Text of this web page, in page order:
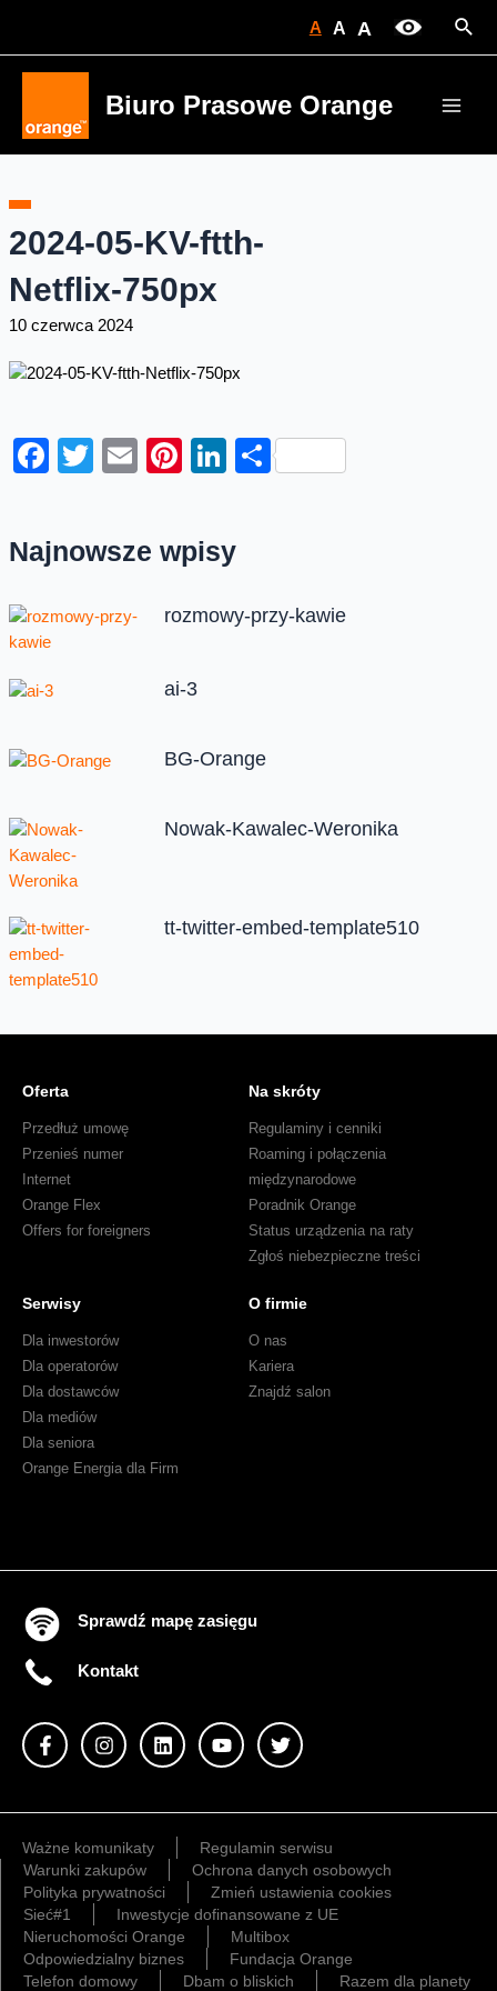
A A A
Biuro Prasowe Orange
2024-05-KV-ftth-
Netflix-750px
10 czerwca 2024
Facebook
Twitter
EmailPinterest
LinkedIn
Share
Najnowsze wpisy
rozmowy-przy-kawie
ai-3
BG-Orange
Nowak-Kawalec-Weronika
tt-twitter-embed-template510
Oferta
Przedłuż umowę
Przenieś numer
Internet
Orange Flex
Offers for foreigners
Na skróty
Regulaminy i cenniki
Roaming i połączenia
międzynarodowe
Poradnik Orange
Status urządzenia na raty
Zgłoś niebezpieczne treści
Serwisy
Dla inwestorów
Dla operatorów
Dla dostawców
Dla mediów
Dla seniora
Orange Energia dla Firm
O firmie
O nas
Kariera
Znajdź salon
Sprawdź mapę zasięgu
Kontakt
Ważne komunikaty
Regulamin serwisu
Warunki zakupów
Ochrona danych osobowych
Polityka prywatności
Zmień ustawienia cookies
Sieć#1
Inwestycje dofinansowane z UE
Nieruchomości Orange
Multibox
Odpowiedzialny biznes
Fundacja Orange
Telefon domowy
Dbam o bliskich Razem dla planety